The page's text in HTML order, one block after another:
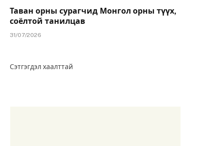
Таван орны сурагчид Монгол орны түүх,
соёлтой танилцав
31/07/2026
Сэтгэгдэл хаалттай